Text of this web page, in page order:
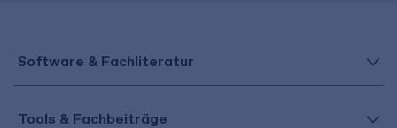
Software & Fachliteratur
Tools & Fachbeiträge